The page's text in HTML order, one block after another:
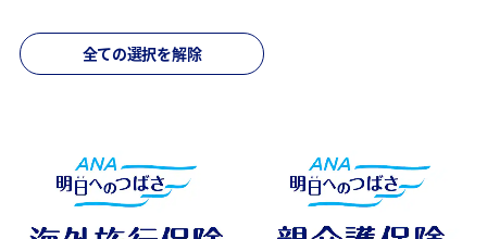
全ての選択を解除